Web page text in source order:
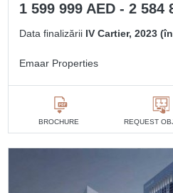
1 599 999 AED - 2 584
Data finalizării IV Cartier, 2023
Emaar Properties
BROCHURE REQUEST